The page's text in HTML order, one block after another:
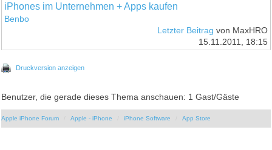
iPhones im Unternehmen + Apps kaufen
Benbo
Letzter Beitrag von MaxHRO
15.11.2011, 18:15
Druckversion anzeigen
Benutzer, die gerade dieses Thema anschauen: 1 Gast/Gäste
Apple iPhone Forum Apple - iPhone iPhone Software App Store